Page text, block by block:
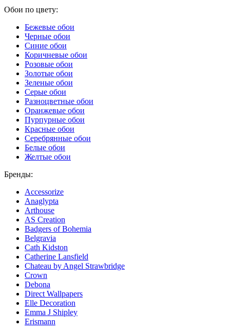
Обои по цвету:
Бежевые обои
Черные обои
Синие обои
Коричневые обои
Розовые обои
Золотые обои
Зеленые обои
Серые обои
Разноцветные обои
Оранжевые обои
Пурпурные обои
Красные обои
Серебрянные обои
Белые обои
Желтые обои
Бренды:
Accessorize
Anaglypta
Arthouse
AS Creation
Badgers of Bohemia
Belgravia
Cath Kidston
Catherine Lansfield
Chateau by Angel Strawbridge
Crown
Debona
Direct Wallpapers
Elle Decoration
Emma J Shipley
Erismann